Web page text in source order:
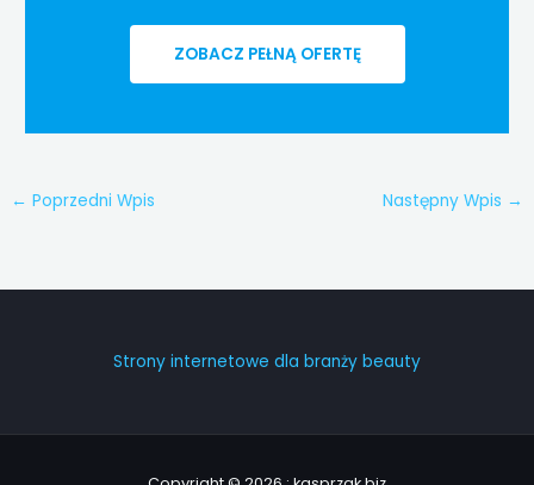
ZOBACZ PEŁNĄ OFERTĘ
← Poprzedni Wpis Następny Wpis →
Strony internetowe dla branży beauty